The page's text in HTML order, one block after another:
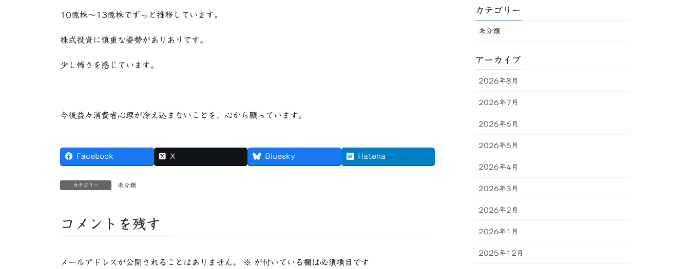
10億株～13億株でずっと推移しています。
株式投資に慎重な姿勢がありありです。
少し怖さを感じています。
今後益々消費者心理が冷え込まないことを、心から願っています。
Facebook X Bluesky Hatena
カテゴリー 未分類
コメントを残す
メールアドレスが公開されることはありません。 ※ が付いている欄は必須項目です
カテゴリー
未分類
アーカイブ
2026年8月
2026年7月
2026年6月
2026年5月
2026年4月
2026年3月
2026年2月
2026年1月
2025年12月